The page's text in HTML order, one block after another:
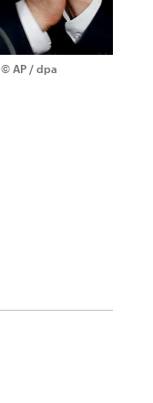
© AP / dpa